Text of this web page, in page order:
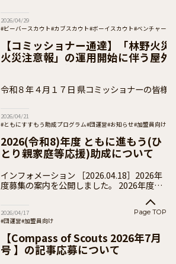
２３年度）から令和７年度（２０２５年度）
2026/04/29
#ビーバースカウト#カブスカウト#ボーイスカウト#ベンチャース
#加盟員向け
【コミッショナー通達】「林野火
火災注意報」の運用開始に伴う屋外
令和８年４月１７日 県コミッショナーの皆様 公益財団法人ボーイスカ
2026/04/21
#ともにすすもう助成プログラム#団運営#お知らせ#加盟員向け
2026(令和8)年度 ともに進もう(ひ
とり親家庭等応援)助成について
インフォメーション ［2026.04.18］2026年
度募集の案内を公開しました。 2026年度の
2026/04/17
#団運営#加盟員向け
【Compass of Scouts 2026年7月
号 】の記事応募について
Page TOP